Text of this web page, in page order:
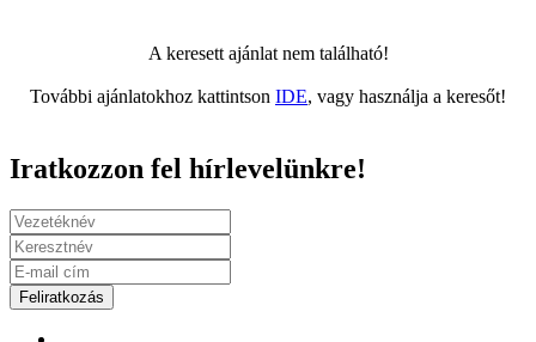
A keresett ajánlat nem található!
További ajánlatokhoz kattintson IDE, vagy használja a keresőt!
Iratkozzon fel hírlevelünkre!
Feliratkozás